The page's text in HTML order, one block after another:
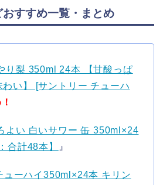
すすめ一覧・まとめ
り梨 350ml 24本 【甘酸っぱ
わい】 [サントリー チューハ
よい 白いサワー 缶 350ml×24
合計48本】
』
ューハイ350ml×24本 キリン